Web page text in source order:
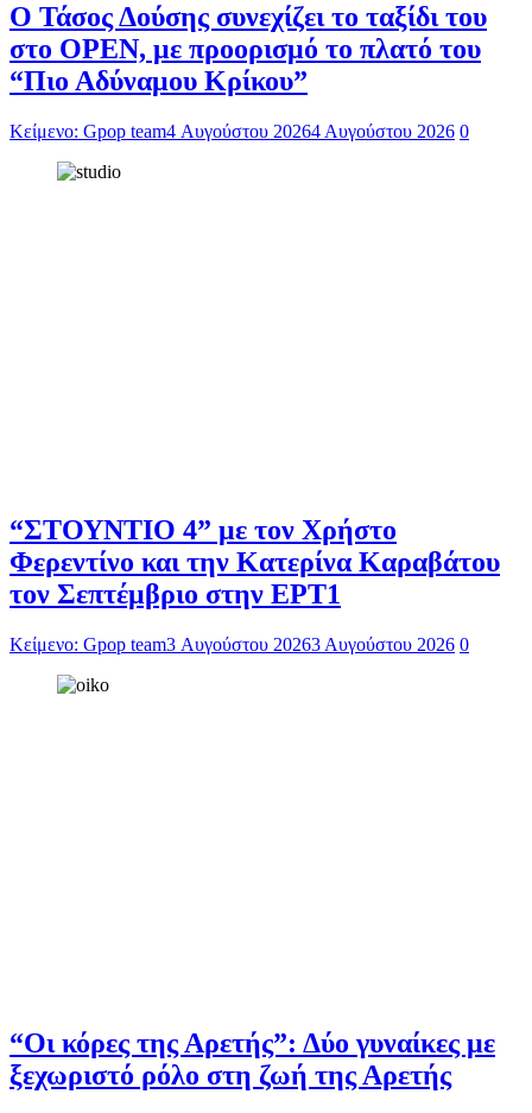
Ο Τάσος Δούσης συνεχίζει το ταξίδι του
στο OPEN, με προορισμό το πλατό του
“Πιο Αδύναμου Κρίκου”
Κείμενο: Gpop team4 Αυγούστου 20264 Αυγούστου 2026 0
“ΣΤΟΥΝΤΙΟ 4” με τον Χρήστο
Φερεντίνο και την Κατερίνα Καραβάτου
τον Σεπτέμβριο στην ΕΡΤ1
Κείμενο: Gpop team3 Αυγούστου 20263 Αυγούστου 2026 0
“Οι κόρες της Αρετής”: Δύο γυναίκες με
ξεχωριστό ρόλο στη ζωή της Αρετής